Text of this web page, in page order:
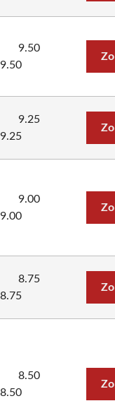
9.50
9.50
9.25
9.25
9.00
9.00
8.75
8.75
8.50
8.50